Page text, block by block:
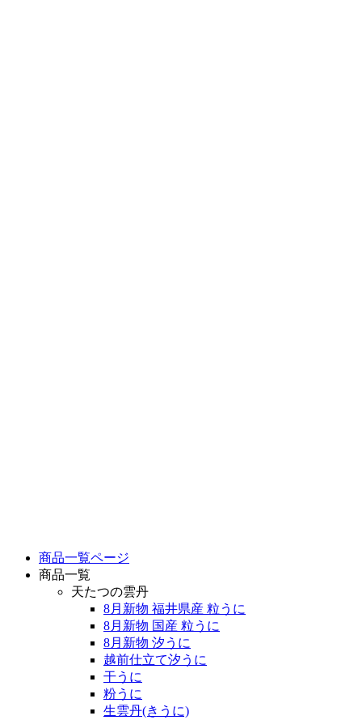
商品一覧ページ
商品一覧
天たつの雲丹
8月新物 福井県産 粒うに
8月新物 国産 粒うに
8月新物 汐うに
越前仕立て汐うに
干うに
粉うに
生雲丹(きうに)